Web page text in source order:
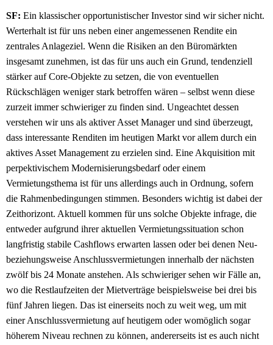
SF: Ein klassischer opportunistischer Investor sind wir sicher nicht.
Werterhalt ist für uns neben einer angemessenen Rendite ein
zentrales Anlageziel. Wenn die Risiken an den Büromärkten
insgesamt zunehmen, ist das für uns auch ein Grund, tendenziell
stärker auf Core-Objekte zu setzen, die von eventuellen
Rückschlägen weniger stark betroffen wären – selbst wenn diese
zurzeit immer schwieriger zu finden sind. Ungeachtet dessen
verstehen wir uns als aktiver Asset Manager und sind überzeugt,
dass interessante Renditen im heutigen Markt vor allem durch ein
aktives Asset Management zu erzielen sind. Eine Akquisition mit
perpektivischem Modernisierungsbedarf oder einem
Vermietungsthema ist für uns allerdings auch in Ordnung, sofern
die Rahmenbedingungen stimmen. Besonders wichtig ist dabei der
Zeithorizont. Aktuell kommen für uns solche Objekte infrage, die
entweder aufgrund ihrer aktuellen Vermietungssituation schon
langfristig stabile Cashflows erwarten lassen oder bei denen Neu-
beziehungsweise Anschlussvermietungen innerhalb der nächsten
zwölf bis 24 Monate anstehen. Als schwieriger sehen wir Fälle an,
wo die Restlaufzeiten der Mietverträge beispielsweise bei drei bis
fünf Jahren liegen. Das ist einerseits noch zu weit weg, um mit
einer Anschlussvermietung auf heutigem oder womöglich sogar
höherem Niveau rechnen zu können, andererseits ist es auch nicht